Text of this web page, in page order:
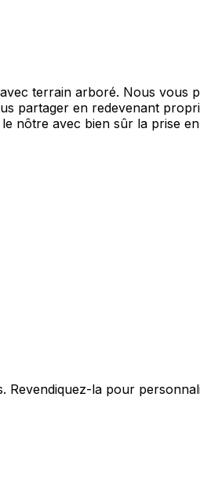
terrain arboré. Nous
partager en redevenant
nôtre avec bien sûr la prise
la pour